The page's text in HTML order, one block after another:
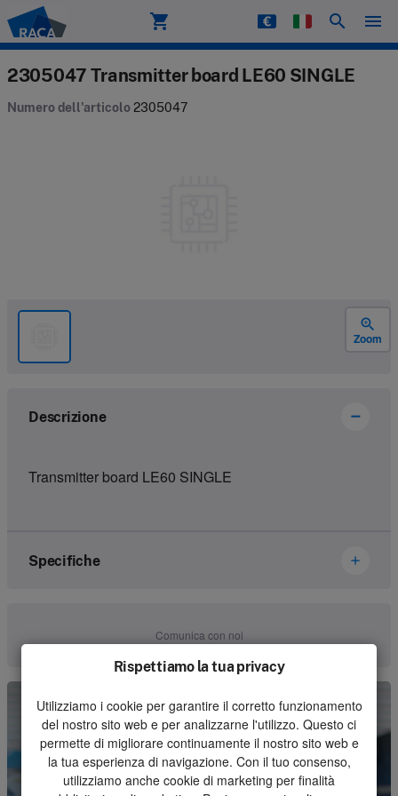
Raca shopping_cart search menu
2305047 Transmitter board LE60 SINGLE
Numero dell'articolo 2305047
zoom_in
Zoom
Descrizione
Transmitter board LE60 SINGLE
Specifiche
Numero dell'articolo
2305047
Unità
Pezzo
Quantità minima d'ordine
1
Comunica con noi
Rispettiamo la tua privacy
Utilizziamo i cookie per garantire il corretto funzionamento
del nostro sito web e per analizzarne l'utilizzo. Questo ci
permette di migliorare continuamente il nostro sito web e
la tua esperienza di navigazione. Con il tuo consenso,
utilizziamo anche cookie di marketing per finalità